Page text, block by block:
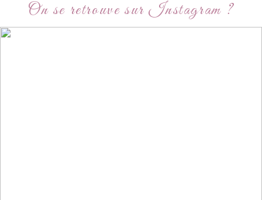
On se retrouve sur Instagram ?